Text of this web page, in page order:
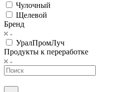
Чулочный
Щелевой
Бренд
УралПромЛуч
Продукты к переработке